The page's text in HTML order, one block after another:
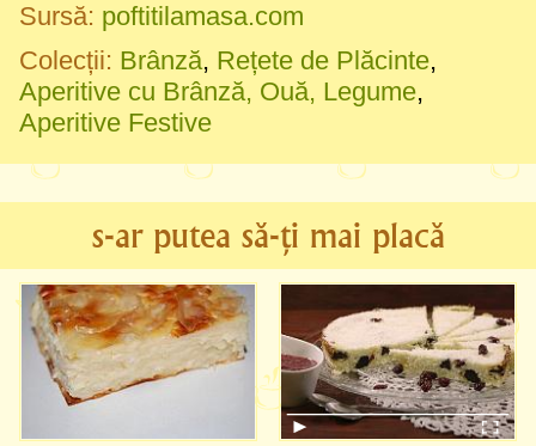
Sursă: poftitilamasa.com
Colecții: Brânză, Rețete de Plăcinte,
Aperitive cu Brânză, Ouă, Legume,
Aperitive Festive
s-ar putea să-ți mai placă